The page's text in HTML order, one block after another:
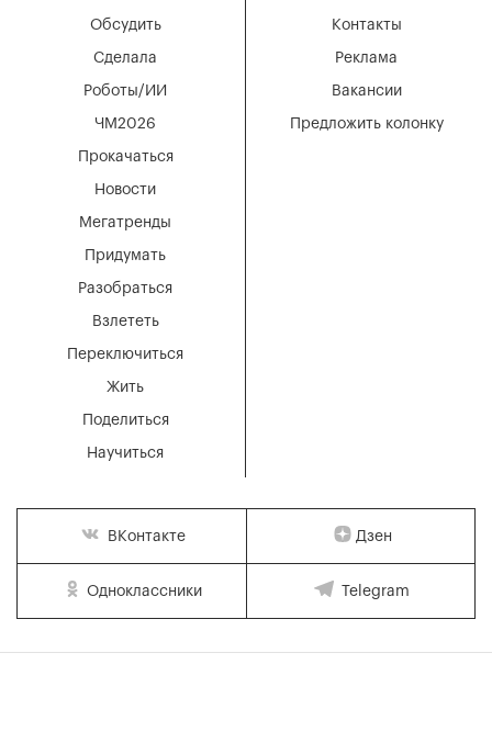
Мегатренды
Придумать
Разобраться
Взлететь
Новости
Переключиться
Жить
Поделиться
Научиться
Обсудить
Сделала
Роботы/ИИ
ЧМ2026
Прокачаться
Вакансии
Реклама
Контакты
Предложить колонку
ВКонтакте Дзен
Одноклассники Telegram